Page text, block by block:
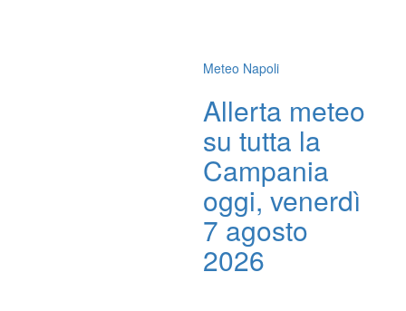
Meteo Napoli
Allerta meteo
su tutta la
Campania
oggi, venerdì
7 agosto
2026